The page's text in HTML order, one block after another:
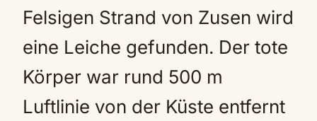
Felsigen Strand von Zusen wird
eine Leiche gefunden. Der tote
Körper war rund 500 m
Luftlinie von der Küste entfernt